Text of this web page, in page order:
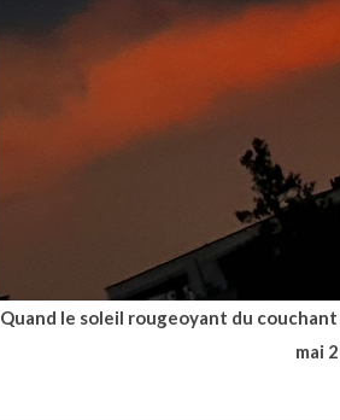
Quand le soleil rougeoyant du
mai